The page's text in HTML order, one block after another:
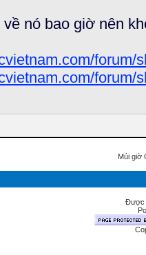
nó bao giờ nên
forum/
forum/
Múi giờ
Được